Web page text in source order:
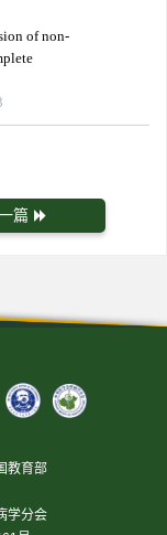
of non-
篇
教育部
学分会